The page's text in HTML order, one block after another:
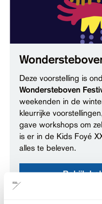
Deze voorstelling is
Wondersteboven
weekenden in de
kleurrijke
gave workshops om
is er in de Kids Foyé
alles te beleven.
Bekijk